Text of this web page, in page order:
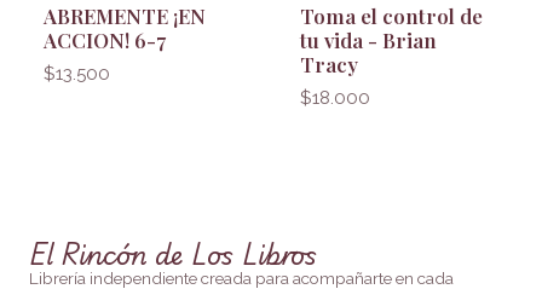
ABREMENTE ¡EN
ACCION! 6-7
$13.500
Toma el control de
tu vida - Brian
Tracy
$18.000
El Rincón de Los Libros
Librería independiente creada para acompañarte en cada